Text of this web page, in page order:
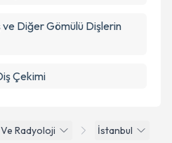
Radyoloji
İstanbul
ve Diğer Gömülü Dişlerin
Çekimi